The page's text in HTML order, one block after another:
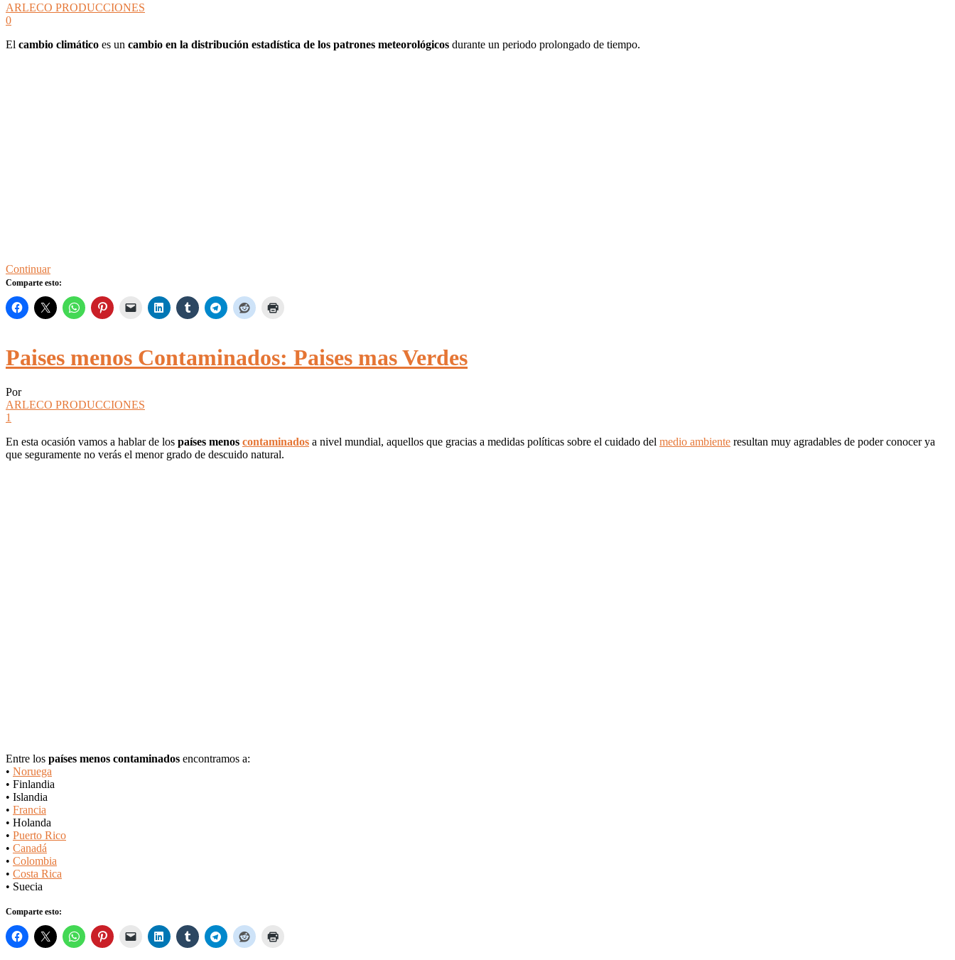
ARLECO PRODUCCIONES
0
El cambio climático es un cambio en la distribución estadística de los patrones meteorológicos durante un periodo prolongado de tiempo.
Continuar
Comparte esto:
Paises menos Contaminados: Paises mas Verdes
Por
ARLECO PRODUCCIONES
1
En esta ocasión vamos a hablar de los países menos contaminados a nivel mundial, aquellos que gracias a medidas políticas sobre el cuidado del medio ambiente resultan muy agradables de poder conocer ya
que seguramente no verás el menor grado de descuido natural.
Entre los países menos contaminados encontramos a:
• Noruega
• Finlandia
• Islandia
• Francia
• Holanda
• Puerto Rico
• Canadá
• Colombia
• Costa Rica
• Suecia
Comparte esto: